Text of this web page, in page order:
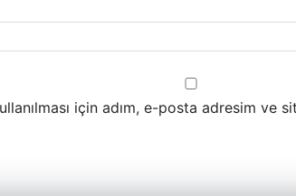
için adım, e-posta adresim ve